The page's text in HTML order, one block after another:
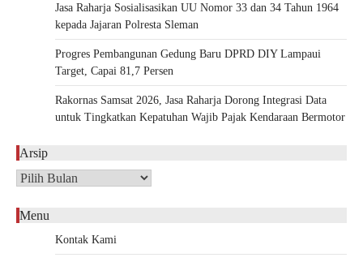
Jasa Raharja Sosialisasikan UU Nomor 33 dan 34 Tahun 1964
kepada Jajaran Polresta Sleman
Progres Pembangunan Gedung Baru DPRD DIY Lampaui
Target, Capai 81,7 Persen
Rakornas Samsat 2026, Jasa Raharja Dorong Integrasi Data
untuk Tingkatkan Kepatuhan Wajib Pajak Kendaraan Bermotor
Arsip
Arsip
Menu
Kontak Kami